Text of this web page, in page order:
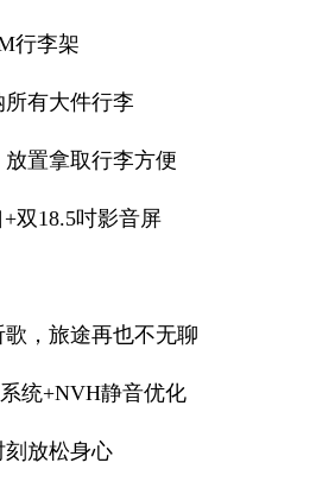
行李架
有大件行李
置拿取行李方便
双18.5吋影音屏
，旅途再也不无聊
统+NVH静音优化
放松身心